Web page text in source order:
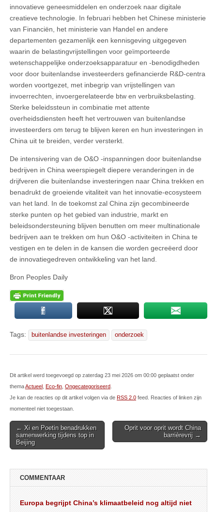
innovatieve geneesmiddelen en onderzoek naar digitale
creatieve technologie. In februari hebben het Chinese ministerie
van Financiën, het ministerie van Handel en andere
departementen gezamenlijk een kennisgeving uitgegeven
waarin de belastingvrijstellingen voor geïmporteerde
wetenschappelijke onderzoeksapparatuur en -benodigdheden
voor door buitenlandse investeerders gefinancierde R&D-centra
worden voortgezet, met inbegrip van vrijstellingen van
invoerrechten, invoergerelateerde btw en verbruiksbelasting.
Sterke beleidssteun in combinatie met attente
overheidsdiensten heeft het vertrouwen van buitenlandse
investeerders om terug te blijven keren en hun investeringen in
China uit te breiden, verder versterkt.
De intensivering van de O&O -inspanningen door buitenlandse
bedrijven in China weerspiegelt diepere veranderingen in de
drijfveren die buitenlandse investeringen naar China trekken en
benadrukt de groeiende vitaliteit van het innovatie-ecosysteem
van het land. In de toekomst zal China zijn gecombineerde
sterke punten op het gebied van industrie, markt en
beleidsondersteuning blijven benutten om meer multinationale
bedrijven aan te trekken om hun O&O -activiteiten in China te
vestigen en te delen in de kansen die worden gecreëerd door
de innovatiegedreven ontwikkeling van het land.
Bron Peoples Daily
Tags: buitenlandse investeringen onderzoek
Dit artikel werd toegevoegd op zaterdag 23 mei 2026 om 00:00 geplaatst onder
themaActueel Eco-fin Ongecategoriseerd
Je kan de reacties op dit artikel volgen via de RSS 2.0 feed. Reacties of linken zijn
momenteel niet toegestaan.
Post
navigation
← Xi en Poetin benadrukken
samenwerking tijdens top in
Beijing
Oprit voor oprit wordt China
barrièrevrij →
COMMENTAAR
Europa begrijpt China’s klimaatbeleid nog altijd niet